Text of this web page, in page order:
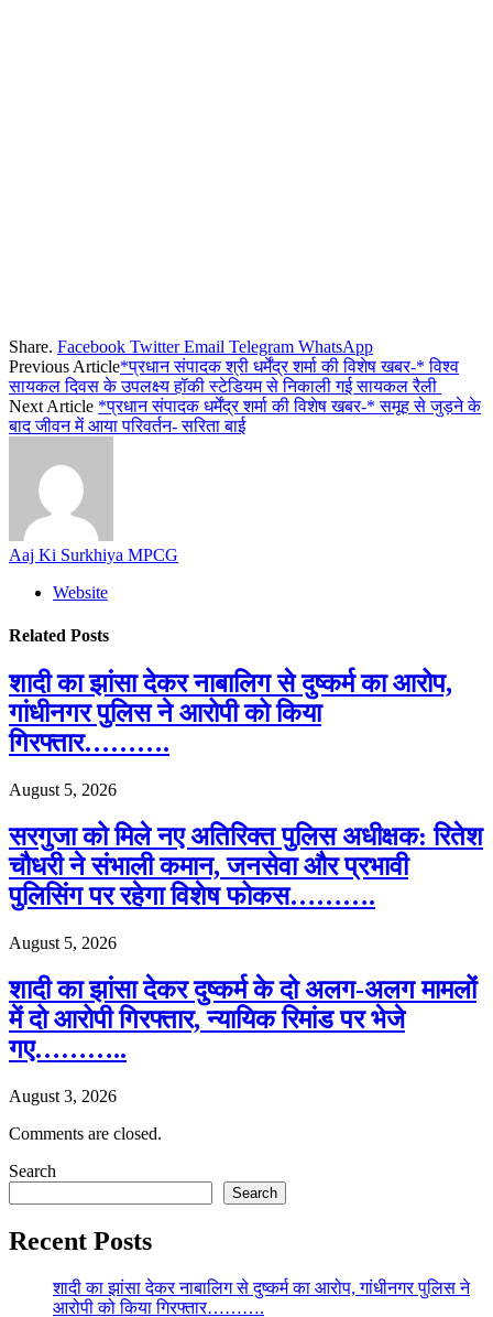
Share. Facebook Twitter Email Telegram WhatsApp
Previous Article*प्रधान संपादक श्री धर्मेंद्र शर्मा की विशेष खबर-* विश्व
सायकल दिवस के उपलक्ष्य हॉकी स्टेडियम से निकाली गई सायकल रैली
Next Article *प्रधान संपादक धर्मेंद्र शर्मा की विशेष खबर-* समूह से जुड़ने के
बाद जीवन में आया परिवर्तन- सरिता बाई
Aaj Ki Surkhiya MPCG
Website
Related Posts
शादी का झांसा देकर नाबालिग से दुष्कर्म का आरोप,
गांधीनगर पुलिस ने आरोपी को किया
गिरफ्तार……….
August 5, 2026
सरगुजा को मिले नए अतिरिक्त पुलिस अधीक्षक: रितेश
चौधरी ने संभाली कमान, जनसेवा और प्रभावी
पुलिसिंग पर रहेगा विशेष फोकस……….
August 5, 2026
शादी का झांसा देकर दुष्कर्म के दो अलग-अलग मामलों
में दो आरोपी गिरफ्तार, न्यायिक रिमांड पर भेजे
गए………..
August 3, 2026
Comments are closed.
Search
Search
Recent Posts
शादी का झांसा देकर नाबालिग से दुष्कर्म का आरोप, गांधीनगर पुलिस ने
आरोपी को किया गिरफ्तार……….